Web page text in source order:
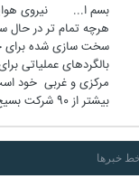
بسم ا... نیروی
هرچه تمام تر در حال
سخت سازی شده برای
بالگردهای عملیاتی
مرکزی و غربی خود
بیشتر از 90 شرکت بسیج شده اند تا کار...
خبرها